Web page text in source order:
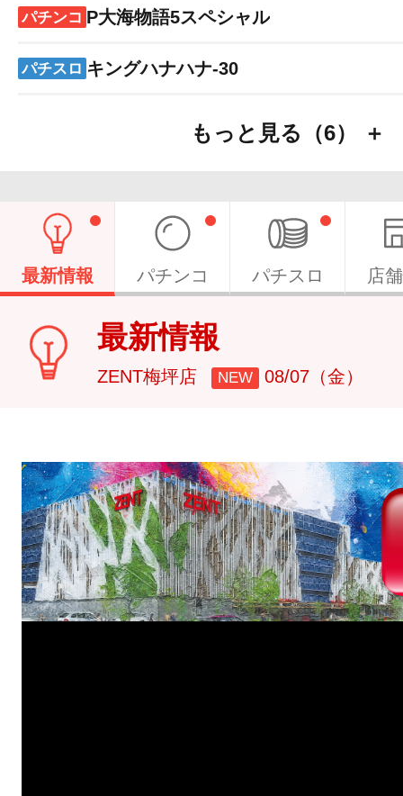
パチンコ P大海物語5スペシャル
パチスロ キングハナハナ-30
もっと見る（6） ＋
最新情報 パチンコ パチスロ 店
最新情報
ZENT梅坪店 NEW 08/07（金）